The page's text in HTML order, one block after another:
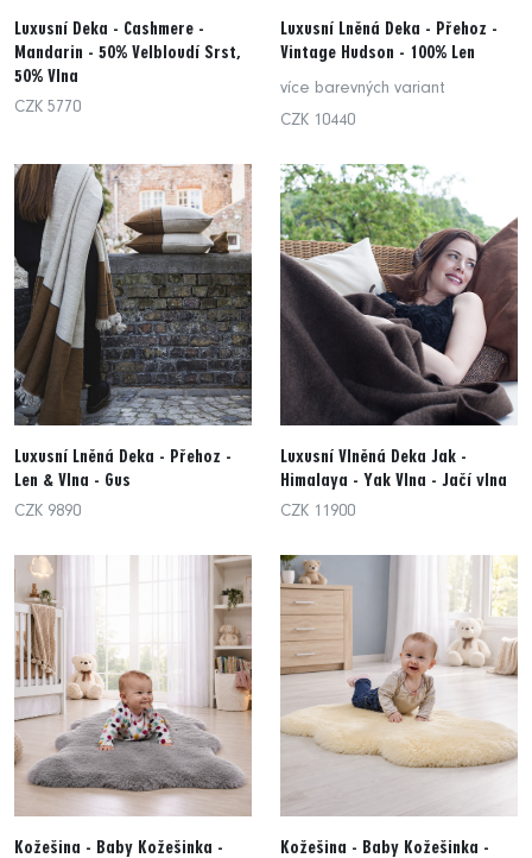
Luxusní Deka - Cashmere -
Mandarin - 50% Velbloudí Srst,
50% Vlna
CZK 5770
Luxusní Lněná Deka - Přehoz -
Vintage Hudson - 100% Len
více barevných variant
CZK 10440
Luxusní Lněná Deka - Přehoz -
Len & Vlna - Gus
CZK 9890
Luxusní Vlněná Deka Jak -
Himalaya - Yak Vlna - Jačí vlna
CZK 11900
Kožešina - Baby Kožešinka -
Kožešina - Baby Kožešinka -